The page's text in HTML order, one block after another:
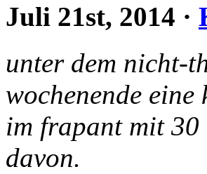
Juli 21st, 2014 ·
unter dem nicht-
wochenende
im frapant mit
davon.